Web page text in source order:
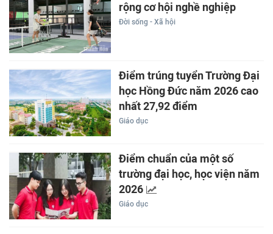
rộng cơ hội nghề nghiệp
Đời sống - Xã hội
Điểm trúng tuyển Trường Đại
học Hồng Đức năm 2026 cao
nhất 27,92 điểm
Giáo dục
Điểm chuẩn của một số
trường đại học, học viện năm
2026
Giáo dục